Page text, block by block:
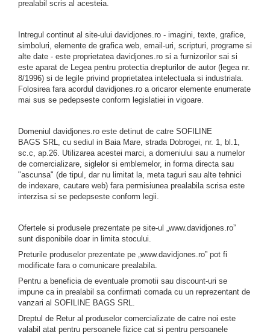
prealabil scris al acesteia.
Intregul continut al site-ului davidjones.ro - imagini, texte, grafice,
simboluri, elemente de grafica web, email-uri, scripturi, programe si
alte date - este proprietatea davidjones.ro si a furnizorilor sai si
este aparat de Legea pentru protectia drepturilor de autor (legea nr.
8/1996) si de legile privind proprietatea intelectuala si industriala.
Folosirea fara acordul davidjones.ro a oricaror elemente enumerate
mai sus se pedepseste conform legislatiei in vigoare.
Domeniul davidjones.ro este detinut de catre SOFILINE
BAGS SRL, cu sediul in Baia Mare, strada Dobrogei, nr. 1, bl.1,
sc.c, ap.26. Utilizarea acestei marci, a domeniului sau a numelor
de comercializare, siglelor si emblemelor, in forma directa sau
"ascunsa" (de tipul, dar nu limitat la, meta taguri sau alte tehnici
de indexare, cautare web) fara permisiunea prealabila scrisa este
interzisa si se pedepseste conform legii.
Ofertele si produsele prezentate pe site-ul „www.davidjones.ro”
sunt disponibile doar in limita stocului.
Preturile produselor prezentate pe „www.davidjones.ro” pot fi
modificate fara o comunicare prealabila.
Pentru a beneficia de eventuale promotii sau discount-uri se
impune ca in prealabil sa confirmati comada cu un reprezentant de
vanzari al SOFILINE BAGS SRL.
Dreptul de Retur al produselor comercializate de catre noi este
valabil atat pentru persoanele fizice cat si pentru persoanele